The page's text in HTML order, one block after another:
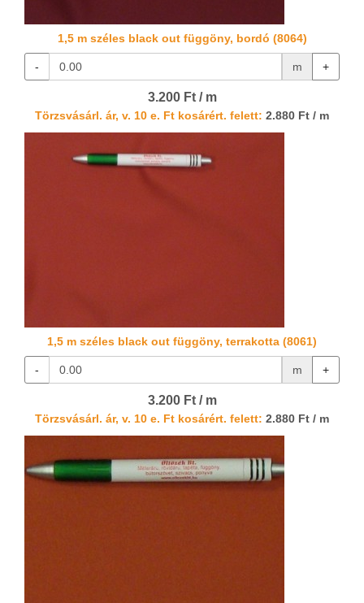
1,5 m széles black out függöny, bordó (8064)
- m +
3.200 Ft / m
Törzsvásárl. ár, v. 10 e. Ft kosárért. felett: 2.880 Ft / m
1,5 m széles black out függöny, terrakotta (8061)
- m +
3.200 Ft / m
Törzsvásárl. ár, v. 10 e. Ft kosárért. felett: 2.880 Ft / m